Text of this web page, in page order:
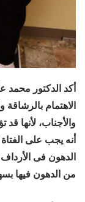
أكد الدكتور محمد
الاهتمام
والأجناب، لأنها قد
أنه يجب على
الدهون فى
من الدهون فيها